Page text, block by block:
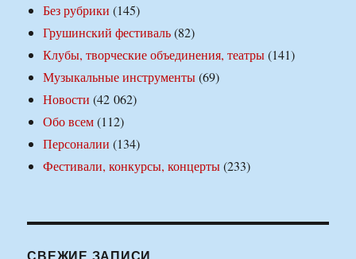
Без рубрики (145)
Грушинский фестиваль(82)
Клубы, творческие объединения, театры(141)
Музыкальные инструменты(69)
Новости (42 062)
Обо всем(112)
Персоналии (134)
Фестивали, конкурсы, концерты(233)
СВЕЖИЕ ЗАПИСИ